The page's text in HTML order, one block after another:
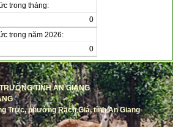
trong tháng:
0
trong năm 2026:
0
TỈNH AN GIANG
Trực, phường Rạch Giá, tỉnh An Giang